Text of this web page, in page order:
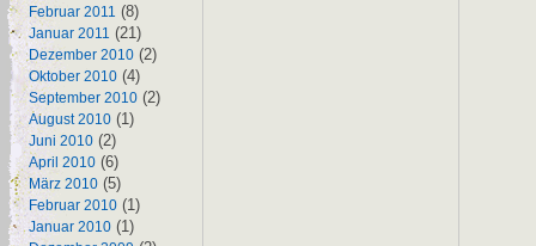
Februar 2011 (8)
Januar 2011 (21)
Dezember 2010 (2)
Oktober 2010 (4)
September 2010 (2)
August 2010 (1)
Juni 2010 (2)
April 2010 (6)
März 2010 (5)
Februar 2010 (1)
Januar 2010 (1)